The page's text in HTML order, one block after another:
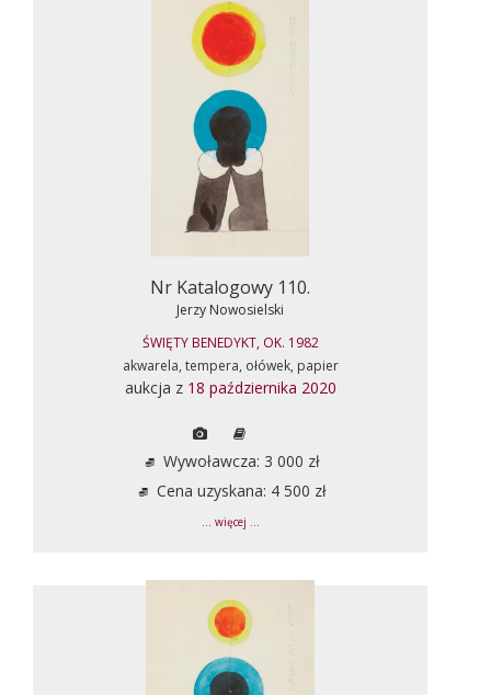
Nr Katalogowy 110.
Jerzy Nowosielski
ŚWIĘTY BENEDYKT, OK. 1982
akwarela, tempera, ołówek, papier
aukcja z 18 października 2020
Wywoławcza: 3 000 zł
Cena uzyskana: 4 500 zł
... więcej ...